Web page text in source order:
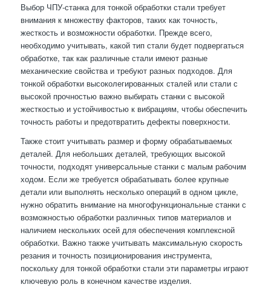
Выбор ЧПУ-станка для тонкой обработки стали требует
внимания к множеству факторов, таких как точность,
жесткость и возможности обработки. Прежде всего,
необходимо учитывать, какой тип стали будет подвергаться
обработке, так как различные стали имеют разные
механические свойства и требуют разных подходов. Для
тонкой обработки высоколегированных сталей или стали с
высокой прочностью важно выбирать станки с высокой
жесткостью и устойчивостью к вибрациям, чтобы обеспечить
точность работы и предотвратить дефекты поверхности.
Также стоит учитывать размер и форму обрабатываемых
деталей. Для небольших деталей, требующих высокой
точности, подходят универсальные станки с малым рабочим
ходом. Если же требуется обрабатывать более крупные
детали или выполнять несколько операций в одном цикле,
нужно обратить внимание на многофункциональные станки с
возможностью обработки различных типов материалов и
наличием нескольких осей для обеспечения комплексной
обработки. Важно также учитывать максимальную скорость
резания и точность позиционирования инструмента,
поскольку для тонкой обработки стали эти параметры играют
ключевую роль в конечном качестве изделия.